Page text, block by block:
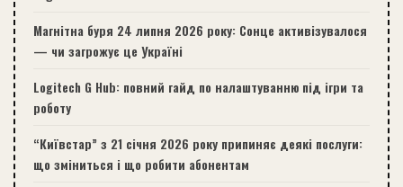
Магнітна буря 24 липня 2026 року: Сонце активізувалося
— чи загрожує це Україні
Logitech G Hub: повний гайд по налаштуванню під ігри та
роботу
“Київстар” з 21 січня 2026 року припиняє деякі послуги:
що зміниться і що робити абонентам